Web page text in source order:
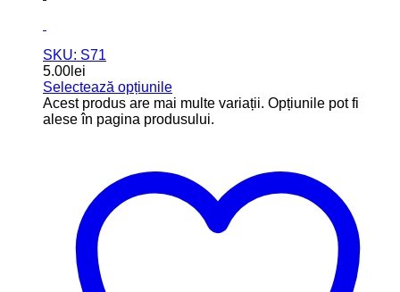
SKU: S71
5.00 lei
Selectează opțiunile
Acest produs are mai multe variații. Opțiunile pot fi
alese în pagina produsului.